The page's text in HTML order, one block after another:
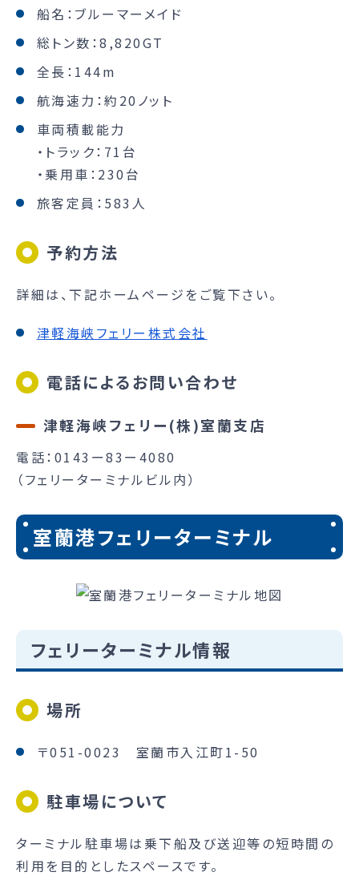
船名：ブルーマーメイド
総トン数：8,820GT
全長：144m
航海速力：約20ノット
車両積載能力
・トラック：71台
・乗用車：230台
旅客定員：583人
予約方法
詳細は、下記ホームページをご覧下さい。
津軽海峡フェリー株式会社
電話によるお問い合わせ
津軽海峡フェリー(株)室蘭支店
電話：0143ー83ー4080
（フェリーターミナルビル内）
室蘭港フェリーターミナル
フェリーターミナル情報
場所
〒051-0023 室蘭市入江町1-50
駐車場について
ターミナル駐車場は乗下船及び送迎等の短時間の
利用を目的としたスペースです。